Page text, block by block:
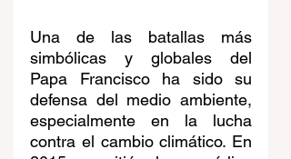
Una de las batallas más
simbólicas y globales del
Papa Francisco ha sido su
defensa del medio ambiente,
especialmente en la lucha
contra el cambio climático. En